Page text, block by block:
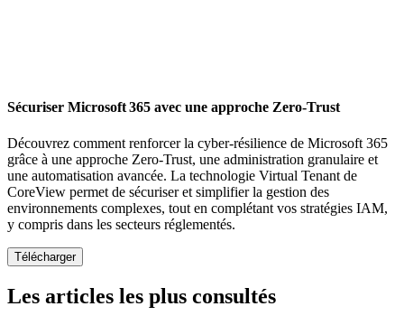
Sécuriser Microsoft 365 avec une approche Zero-Trust
Découvrez comment renforcer la cyber-résilience de Microsoft 365
grâce à une approche Zero-Trust, une administration granulaire et
une automatisation avancée. La technologie Virtual Tenant de
CoreView permet de sécuriser et simplifier la gestion des
environnements complexes, tout en complétant vos stratégies IAM,
y compris dans les secteurs réglementés.
Les articles les plus consultés